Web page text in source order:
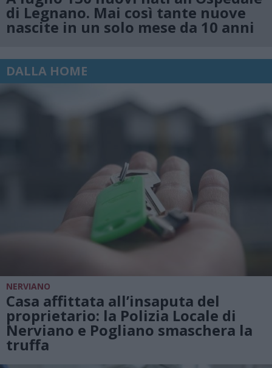
di Legnano. Mai così tante nuove
nascite in un solo mese da 10 anni
DALLA HOME
NERVIANO
Casa affittata all’insaputa del
proprietario: la Polizia Locale di
Nerviano e Pogliano smaschera la
truffa